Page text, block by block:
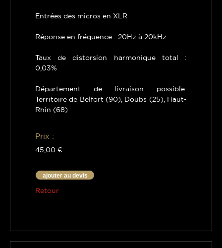
Entrées des micros en XLR
Réponse en fréquence : 20Hz à 20kHz
Taux de distorsion harmonique total :
0,03%
Département de livraison possible:
Territoire de Belfort (90), Doubs (25), Haut-
Rhin (68)
Prix :
45,00 €
ajouter au devis
Retour